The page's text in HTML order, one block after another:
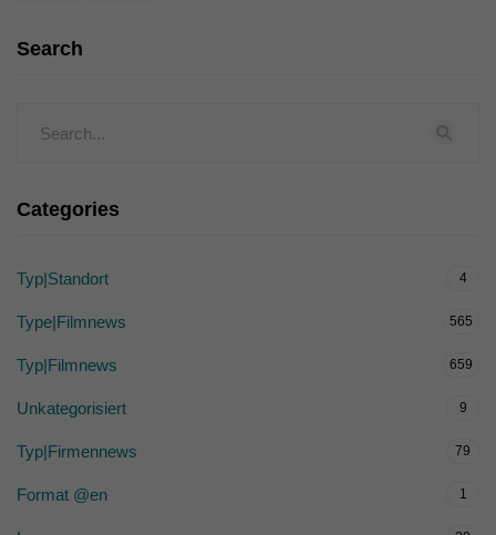
Search
Categories
Typ|Standort 4
Type|Filmnews 565
Typ|Filmnews 659
Unkategorisiert 9
Typ|Firmennews 79
Format @en 1